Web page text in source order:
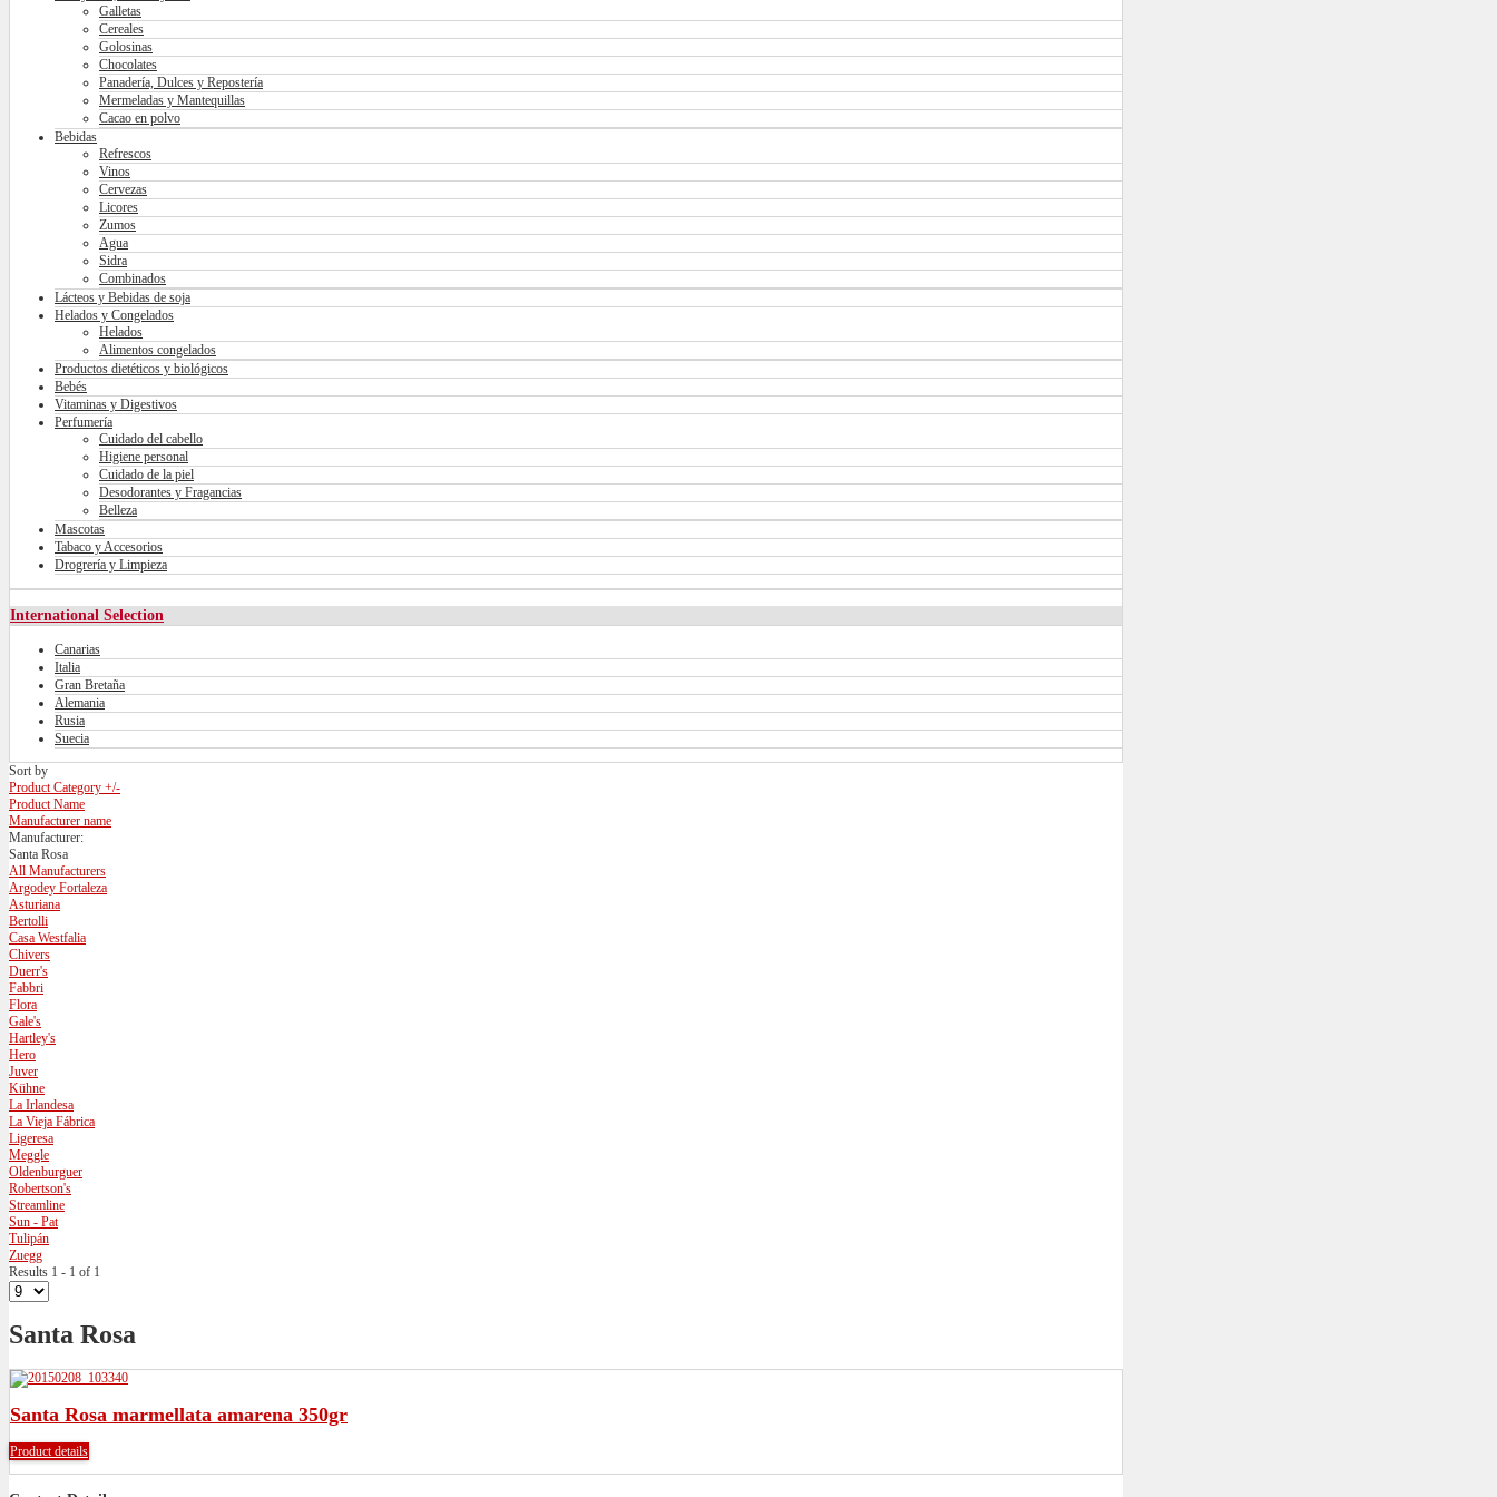
Galletas
Cereales
Golosinas
Chocolates
Panadería, Dulces y Repostería
Mermeladas y Mantequillas
Cacao en polvo
Bebidas
Refrescos
Vinos
Cervezas
Licores
Zumos
Agua
Sidra
Combinados
Lácteos y Bebidas de soja
Helados y Congelados
Helados
Alimentos congelados
Productos dietéticos y biológicos
Bebés
Vitaminas y Digestivos
Perfumería
Cuidado del cabello
Higiene personal
Cuidado de la piel
Desodorantes y Fragancias
Belleza
Mascotas
Tabaco y Accesorios
Drogrería y Limpieza
International Selection
Canarias
Italia
Gran Bretaña
Alemania
Rusia
Suecia
Sort by
Product Category +/-
Product Name
Manufacturer name
Manufacturer:
Santa Rosa
All Manufacturers
Argodey Fortaleza
Asturiana
Bertolli
Casa Westfalia
Chivers
Duerr's
Fabbri
Flora
Gale's
Hartley's
Hero
Juver
Kühne
La Irlandesa
La Vieja Fábrica
Ligeresa
Meggle
Oldenburguer
Robertson's
Streamline
Sun - Pat
Tulipán
Zuegg
Results 1 - 1 of 1
Santa Rosa
Santa Rosa marmellata amarena 350gr
Product details